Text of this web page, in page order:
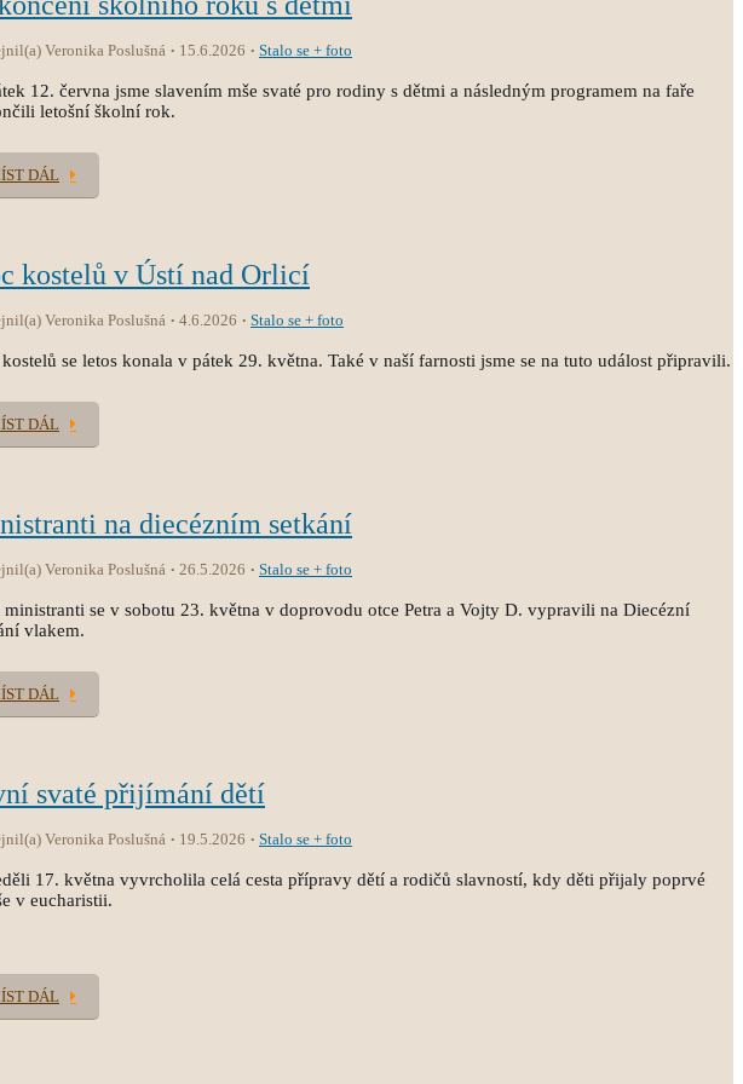
Veronika Poslušná 15.6.2026 Stalo se + foto
12. června jsme slavením mše svaté pro rodiny s dětmi a následným programem na faře
letošní školní rok.
DÁL
kostelů v Ústí nad Orlicí
Veronika Poslušná 4.6.2026 Stalo se + foto
se letos konala v pátek 29. května. Také v naší farnosti jsme se na tuto událost připravili.
DÁL
na diecézním setkání
Veronika Poslušná 26.5.2026 Stalo se + foto
ministranti se v sobotu 23. května v doprovodu otce Petra a Vojty D. vypravili na Diecézní
vlakem.
DÁL
svaté přijímání dětí
Veronika Poslušná 19.5.2026 Stalo se + foto
17. května vyvrcholila celá cesta přípravy dětí a rodičů slavností, kdy děti přijaly poprvé
v eucharistii.
DÁL